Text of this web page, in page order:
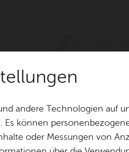
andere Technologien auf
können
oder Messungen von